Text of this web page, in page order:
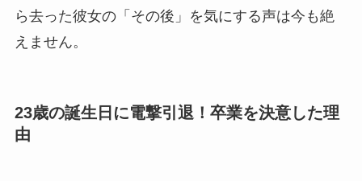
ら去った彼女の「その後」を気にする声は今も絶
えません。
23歳の誕生日に電撃引退！卒業を決意した理
由